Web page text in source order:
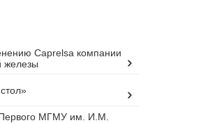
Caprelsa компании
железы
Первого МГМУ им. И.М.